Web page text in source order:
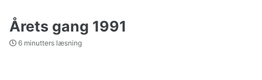
Årets gang 1991
6 minutters læsning